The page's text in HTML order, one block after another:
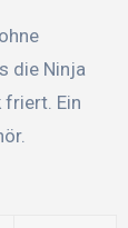
die Ninja
friert. Ein